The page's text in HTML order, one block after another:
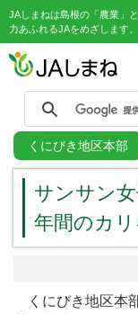
JAしまねは島根の「農業」
力あふれるJAをめざします。
くにびき地区本部
サンサン
年間のカ
くにびき地区本